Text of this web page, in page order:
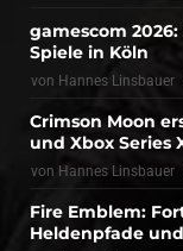
gamescom
Spiele in Köln
von Hannes Linsbauer
Crimson Moon
und Xbox Series
von Hannes Linsbauer
Fire Emblem:
Heldenpfade